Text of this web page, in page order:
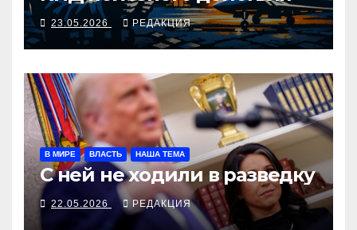
23.05.2026 РЕДАКЦИЯ
В МИРЕ ВЛАСТЬ НАША ТЕМА
С ней не ходили в разведку
22.05.2026 РЕДАКЦИЯ